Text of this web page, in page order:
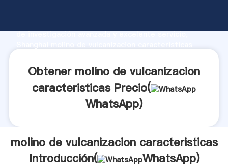
de investigación avanzada y excelente servicio,
clientes.
Obtener molino de vulcanizacion
caracteristicas Precio(
WhatsApp)
molino de vulcanizacion caracteristicas
Introducción(
WhatsApp)